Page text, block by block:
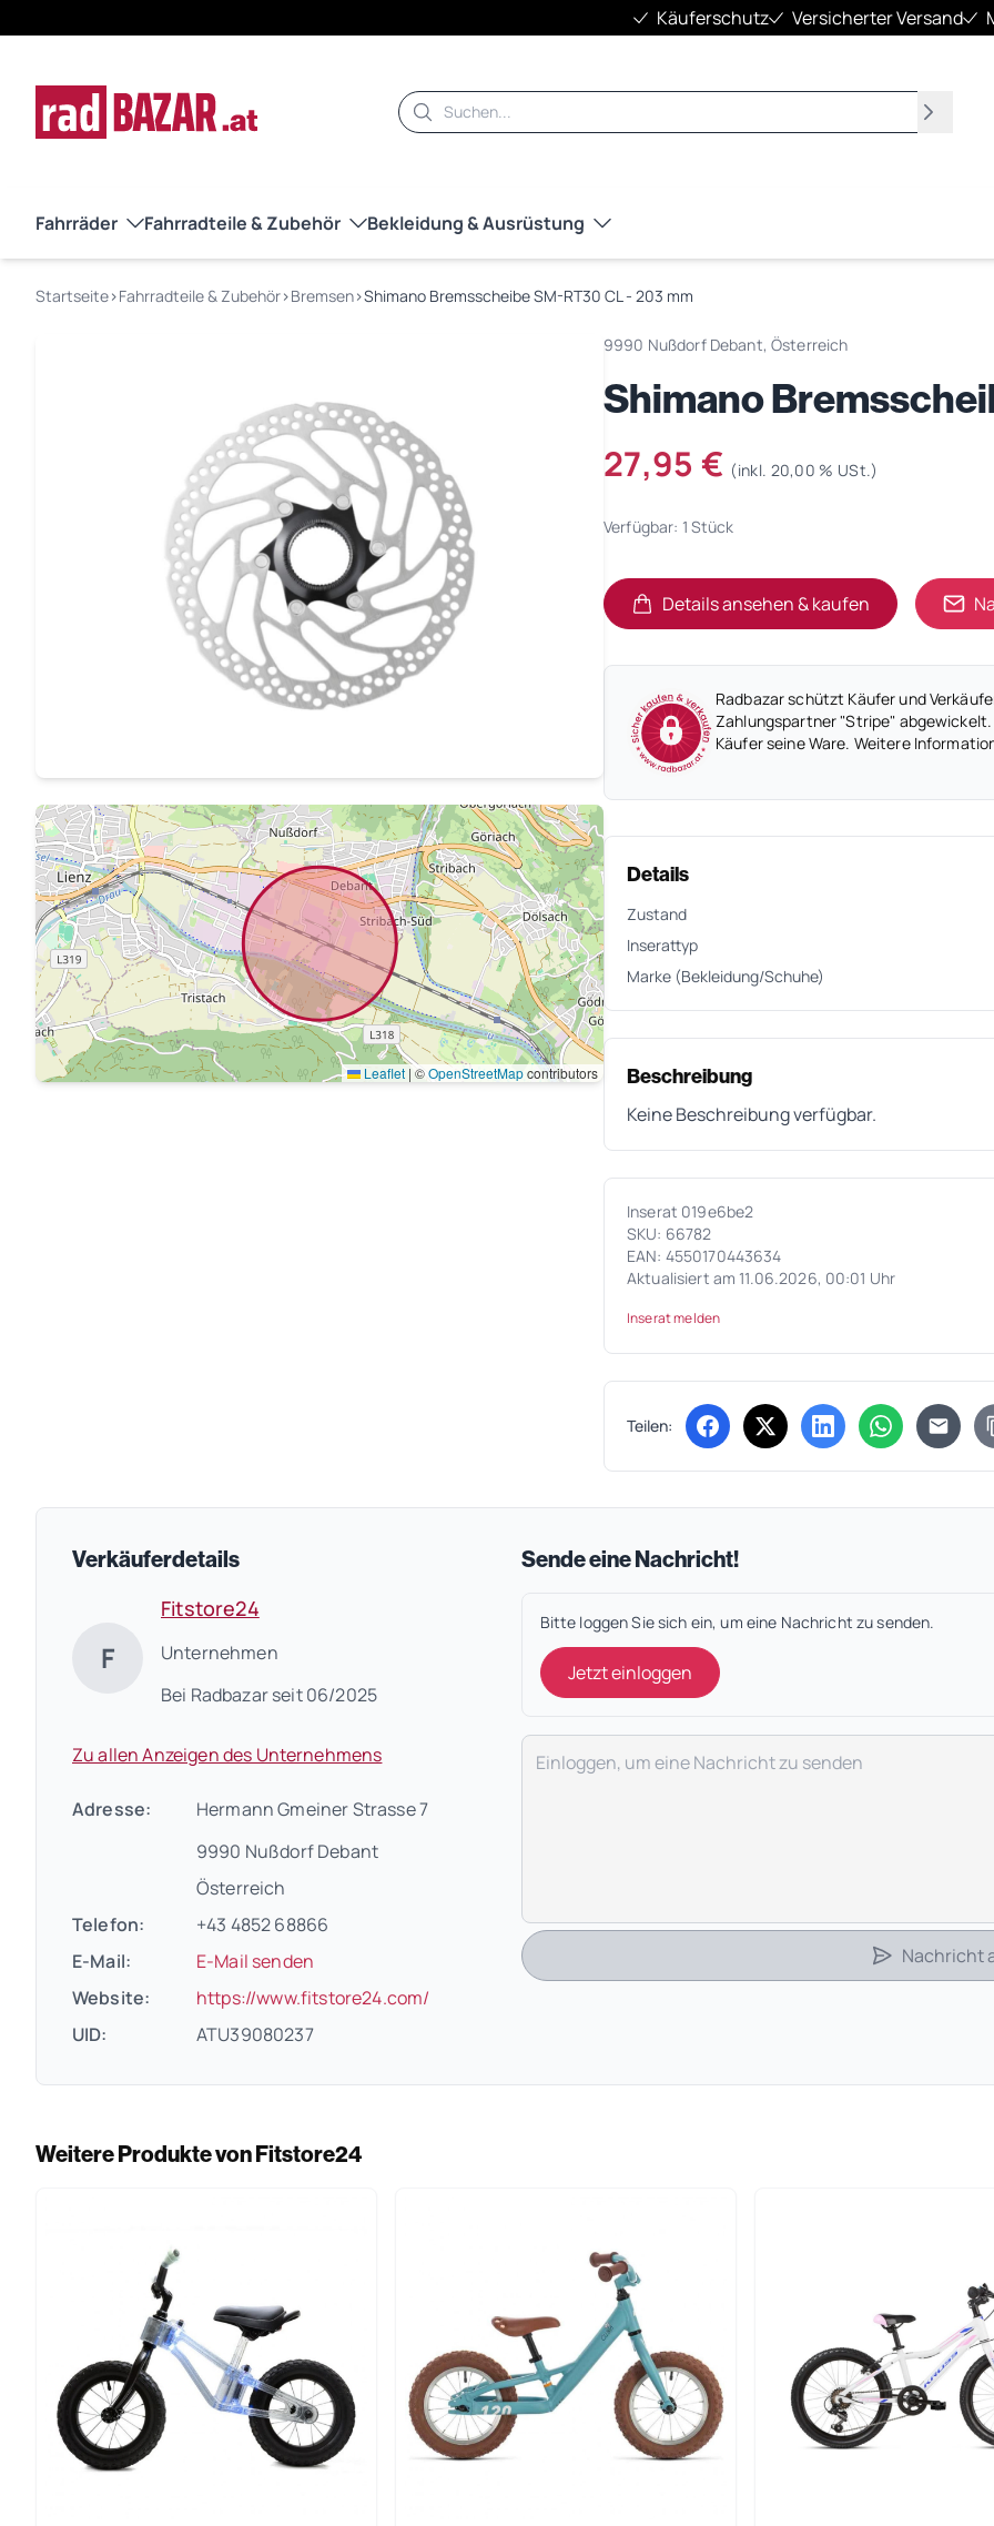
Käuferschutz Versicherter Versand
Suche
Suchen
Fahrräder Fahrradteile & Zubehör Bekleidung & Ausrüstung
Startseite›Fahrradteile & Zubehör›Bremsen›Shimano Bremsscheibe SM-RT30 CL - 203 mm
Leaflet | ©OpenStreetMapcontributors
9990 Nußdorf Debant, Österreich
Shimano
27,95 € (inkl. 20,00 % USt.)
Verfügbar: 1 Stück
Details ansehen & kaufen
(öffnet in neuem Tab)
(öffnet in neuem Tab)
Radbazar schützt Käufer und
Zahlungspartner "Stripe"
Käufer seine Ware. Weitere
Details
Zustand
Inserattyp
Marke (Bekleidung/Schuhe)
Beschreibung
Keine Beschreibung verfügbar.
Inserat 019e6be2
SKU: 66782
EAN: 4550170443634
Aktualisiert am 11.06.2026, 00:01 Uhr
Inserat melden
Teilen: (öffnet in neuem Tab)
(öffnet in neuem Tab)
(öffnet in neuem
(öffnet in
Verkäuferdetails
F
Fitstore24
Unternehmen
Bei Radbazar seit 06/2025
Zu allen Anzeigen des Unternehmens
Adresse:
Hermann Gmeiner Strasse 7
9990 Nußdorf Debant
Österreich
Telefon:
+43 4852 68866
E-Mail:
E-Mail senden
Website:
https://www.fitstore24.com/
UID:
ATU39080237
Sende eine Nachricht!
Bitte loggen Sie sich ein, um eine Nachricht zu senden.
Jetzt einloggen
Deine Nachricht
Nachricht
Weitere Produkte von Fitstore24